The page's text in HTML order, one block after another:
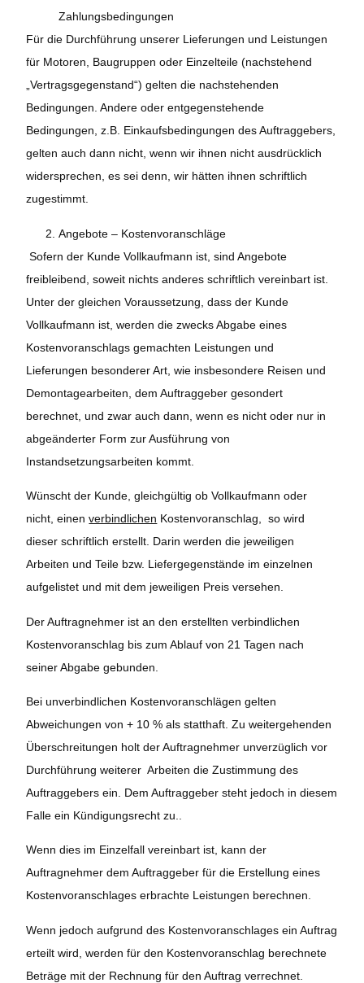
Zahlungsbedingungen
Für die Durchführung unserer Lieferungen und Leistungen
für Motoren, Baugruppen oder Einzelteile (nachstehend
„Vertragsgegenstand“) gelten die nachstehenden
Bedingungen. Andere oder entgegenstehende
Bedingungen, z.B. Einkaufsbedingungen des Auftraggebers,
gelten auch dann nicht, wenn wir ihnen nicht ausdrücklich
widersprechen, es sei denn, wir hätten ihnen schriftlich
zugestimmt.
Angebote – Kostenvoranschläge
Sofern der Kunde Vollkaufmann ist, sind Angebote
freibleibend, soweit nichts anderes schriftlich vereinbart ist.
Unter der gleichen Voraussetzung, dass der Kunde
Vollkaufmann ist, werden die zwecks Abgabe eines
Kostenvoranschlags gemachten Leistungen und
Lieferungen besonderer Art, wie insbesondere Reisen und
Demontagearbeiten, dem Auftraggeber gesondert
berechnet, und zwar auch dann, wenn es nicht oder nur in
abgeänderter Form zur Ausführung von
Instandsetzungsarbeiten kommt.
Wünscht der Kunde, gleichgültig ob Vollkaufmann oder
nicht, einenverbindlichen Kostenvoranschlag, so wird
dieser schriftlich erstellt. Darin werden die jeweiligen
Arbeiten und Teile bzw. Liefergegenstände im einzelnen
aufgelistet und mit dem jeweiligen Preis versehen.
Der Auftragnehmer ist an den erstellten verbindlichen
Kostenvoranschlag bis zum Ablauf von 21 Tagen nach
seiner Abgabe gebunden.
Bei unverbindlichen Kostenvoranschlägen gelten
Abweichungen von + 10 % als statthaft. Zu weitergehenden
Überschreitungen holt der Auftragnehmer unverzüglich vor
Durchführung weiterer Arbeiten die Zustimmung des
Auftraggebers ein. Dem Auftraggeber steht jedoch in diesem
Falle ein Kündigungsrecht zu..
Wenn dies im Einzelfall vereinbart ist, kann der
Auftragnehmer dem Auftraggeber für die Erstellung eines
Kostenvoranschlages erbrachte Leistungen berechnen.
Wenn jedoch aufgrund des Kostenvoranschlages ein Auftrag
erteilt wird, werden für den Kostenvoranschlag berechnete
Beträge mit der Rechnung für den Auftrag verrechnet.